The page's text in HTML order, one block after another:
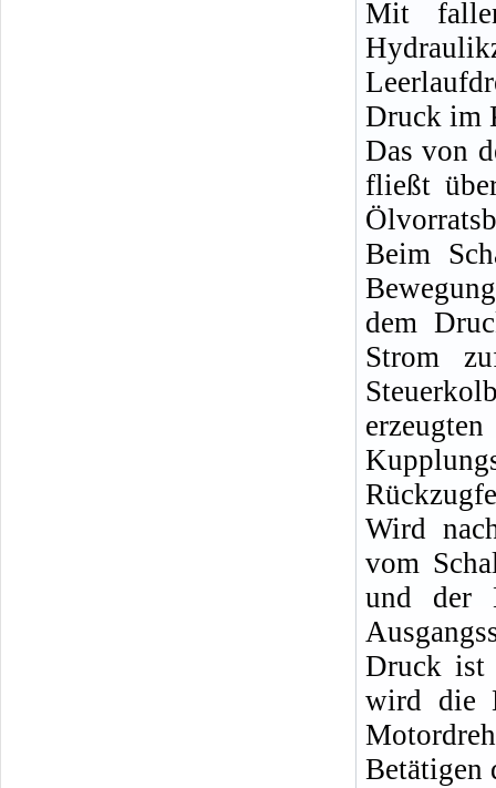
Mit
Druck im
Das von
fließt
Beim
dem
Strom
Wird
vom
und der
Druck ist
wird die
Betätigen